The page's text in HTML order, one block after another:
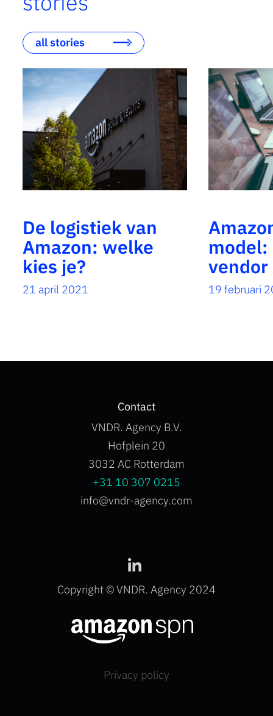
all stories
De logistiek van
Amazon: welke
kies je?
21 april 2021 19 februari
Copyright © VNDR. Agency 2024
Contact
VNDR. Agency B.V.
Hofplein 20
3032 AC Rotterdam
+31 10 307 0215
info@vndr-agency.com
Privacy policy